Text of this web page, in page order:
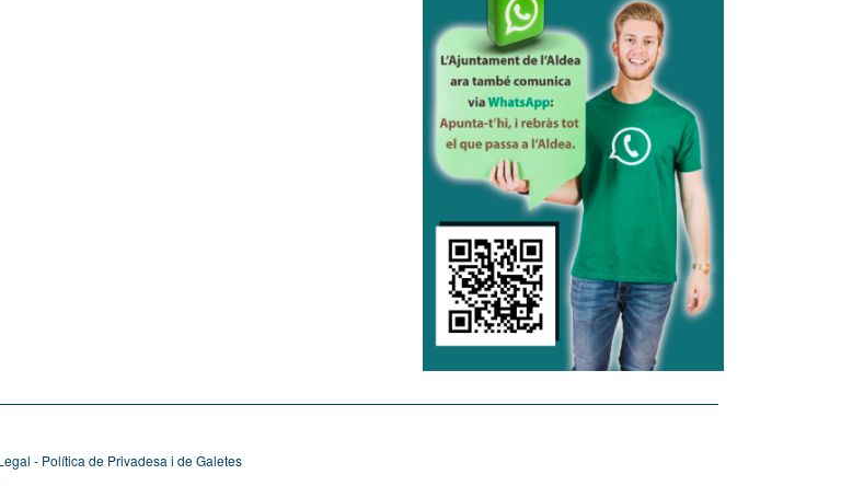
- Política de Privadesa i de Galetes